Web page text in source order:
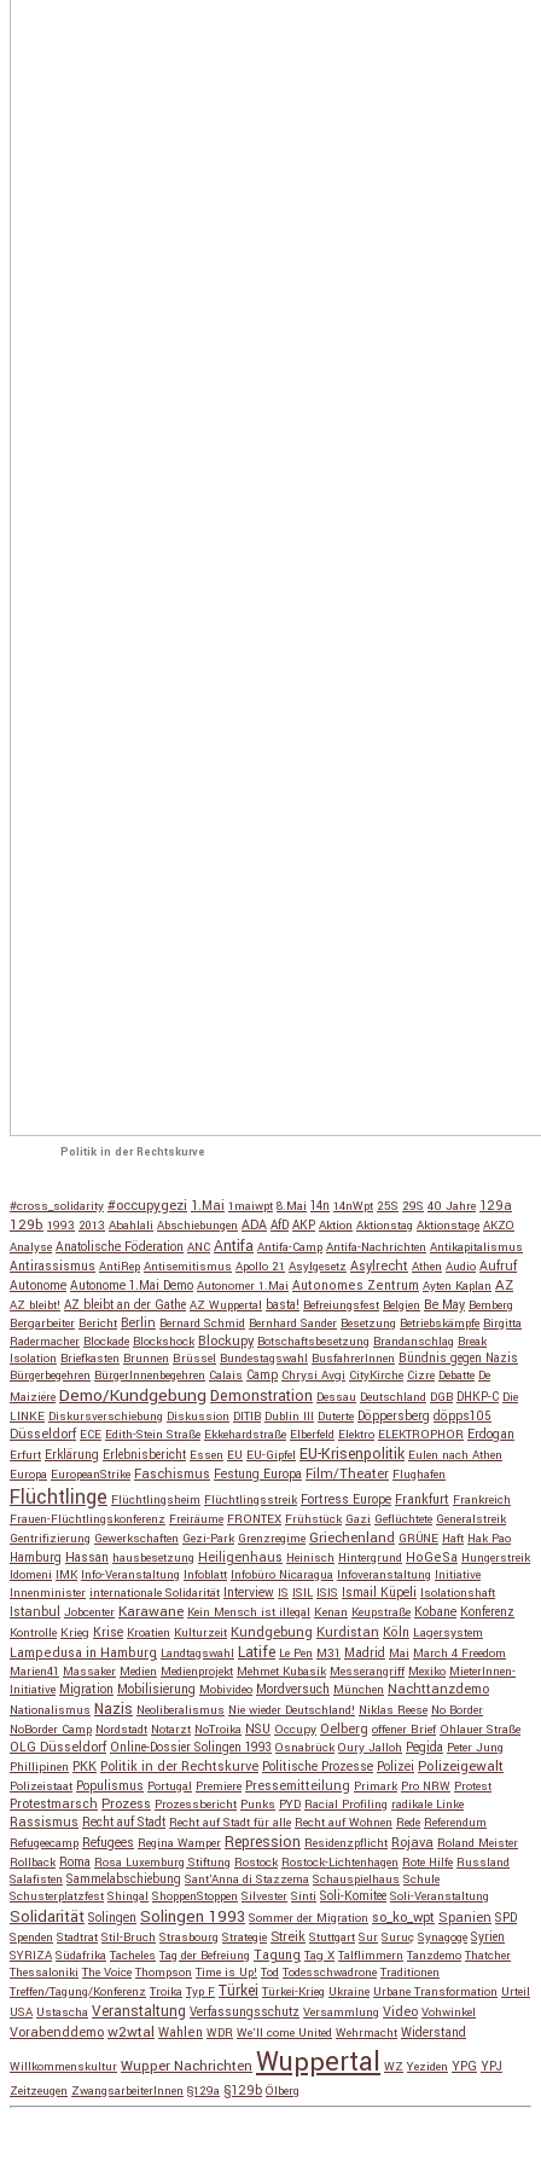
Politik in der Rechtskurve
#cross_solidarity #occupygezi 1.Mai 1maiwpt 8.Mai 14n 14nWpt 25S 29S 40 Jahre 129a
129b 1993 2013 Abahlali Abschiebungen ADA AfD AKP Aktion Aktionstag Aktionstage AKZO
Analyse Anatolische Föderation ANC Antifa Antifa-Camp Antifa-Nachrichten Antikapitalismus
Antirassismus AntiRep Antisemitismus Apollo 21 Asylgesetz Asylrecht Athen Audio Aufruf
Autonome Autonome 1.Mai Demo Autonomer 1.Mai Autonomes Zentrum Ayten Kaplan AZ
AZ bleibt! AZ bleibt an der Gathe AZ Wuppertal basta! Befreiungsfest Belgien Be May Bemberg
Bergarbeiter Bericht Berlin Bernard Schmid Bernhard Sander Besetzung Betriebskämpfe Birgitta
Radermacher Blockade Blockshock Blockupy Botschaftsbesetzung Brandanschlag Break
Isolation Briefkasten Brunnen Brüssel Bundestagswahl BusfahrerInnen Bündnis gegen Nazis
Bürgerbegehren BürgerInnenbegehren Calais Camp Chrysi Avgi CityKirche Cizre Debatte De
Maiziére Demo/Kundgebung Demonstration Dessau Deutschland DGB DHKP-C Die
LINKE Diskursverschiebung Diskussion DITIB Dublin III Duterte Döppersberg döpps105
Düsseldorf ECE Edith-Stein Straße Ekkehardstraße Elberfeld Elektro ELEKTROPHOR Erdogan
Erfurt Erklärung Erlebnisbericht Essen EU EU-Gipfel EU-Krisenpolitik Eulen nach Athen
Europa EuropeanStrike Faschismus Festung Europa Film/Theater Flughafen
Flüchtlinge Flüchtlingsheim Flüchtlingsstreik Fortress Europe Frankfurt Frankreich
Frauen-Flüchtlingskonferenz Freiräume FRONTEX Frühstück Gazi Geflüchtete Generalstreik
Gentrifizierung Gewerkschaften Gezi-Park Grenzregime Griechenland GRÜNE Haft Hak Pao
Hamburg Hassan hausbesetzung Heiligenhaus Heinisch Hintergrund HoGeSa Hungerstreik
Idomeni IMK Info-Veranstaltung Infoblatt Infobüro Nicaragua Infoveranstaltung Initiative
Innenminister internationale Solidarität Interview IS ISIL ISIS Ismail Küpeli Isolationshaft
Istanbul Jobcenter Karawane Kein Mensch ist illegal Kenan Keupstraße Kobane Konferenz
Kontrolle Krieg Krise Kroatien Kulturzeit Kundgebung Kurdistan Köln Lagersystem
Lampedusa in Hamburg Landtagswahl Latife Le Pen M31 Madrid Mai March 4 Freedom
Marien41 Massaker Medien Medienprojekt Mehmet Kubasik Messerangriff Mexiko MieterInnen-
Initiative Migration Mobilisierung Mobivideo Mordversuch München Nachttanzdemo
Nationalismus Nazis Neoliberalismus Nie wieder Deutschland! Niklas Reese No Border
NoBorder Camp Nordstadt Notarzt NoTroika NSU Occupy Oelberg offener Brief Ohlauer Straße
OLG Düsseldorf Online-Dossier Solingen 1993 Osnabrück Oury Jalloh Pegida Peter Jung
Phillipinen PKK Politik in der Rechtskurve Politische Prozesse Polizei Polizeigewalt
Polizeistaat Populismus Portugal Premiere Pressemitteilung Primark Pro NRW Protest
Protestmarsch Prozess Prozessbericht Punks PYD Racial Profiling radikale Linke
Rassismus Recht auf Stadt Recht auf Stadt für alle Recht auf Wohnen Rede Referendum
Refugeecamp Refugees Regina Wamper Repression Residenzpflicht Rojava Roland Meister
Rollback Roma Rosa Luxemburg Stiftung Rostock Rostock-Lichtenhagen Rote Hilfe Russland
Salafisten Sammelabschiebung Sant'Anna di Stazzema Schauspielhaus Schule
Schusterplatzfest Shingal ShoppenStoppen Silvester Sinti Soli-Komitee Soli-Veranstaltung
Solidarität Solingen Solingen 1993 Sommer der Migration so_ko_wpt Spanien SPD
Spenden Stadtrat Stil-Bruch Strasbourg Strategie Streik Stuttgart Sur Suruç Synagoge Syrien
SYRIZA Südafrika Tacheles Tag der Befreiung Tagung Tag X Talflimmern Tanzdemo Thatcher
Thessaloniki The Voice Thompson Time is Up! Tod Todesschwadrone Traditionen
Treffen/Tagung/Konferenz Troika Typ F Türkei Türkei-Krieg Ukraine Urbane Transformation Urteil
USA Ustascha Veranstaltung Verfassungsschutz Versammlung Video Vohwinkel
Vorabenddemo w2wtal Wahlen WDR We'll come United Wehrmacht Widerstand
Willkommenskultur Wupper Nachrichten Wuppertal WZ Yeziden YPG YPJ
Zeitzeugen ZwangsarbeiterInnen §129a §129b Ölberg